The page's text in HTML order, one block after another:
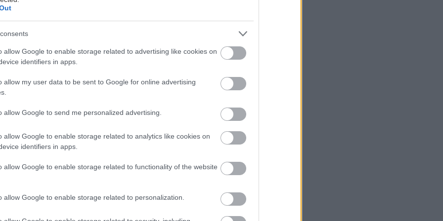
allow Google to enable storage related to advertising like cookies on
identifiers in apps.
allow my user data to be sent to Google for online advertising
allow Google to send me personalized advertising.
allow Google to enable storage related to analytics like cookies on
identifiers in apps.
allow Google to enable storage related to functionality of the website
allow Google to enable storage related to personalization.
της περιλαμβάνουν υψηλή θερμοκρασία, βήχα και
στην αίσθηση της όσφρησης ή της γεύσης.
Nina Aslam μιλώντας στην βρετανική εφημερίδα Express
νέο σύμπτωμα που έχει να κάνει με τα μάτια.
γνωστή σε όλους επιπεφυκίτιδα, δηλαδή η φλεγμονή του
λεπτής μεμβράνης που καλύπτει το εσωτερικό των βλεφάρων.
πώς ο Covid μπορεί να «χτυπήσει» τα μάτια, λέγοντας: «Οι
μέσω των οποίων οι παραλλαγές του Covid εισέρχονται στο
μάτι. Ο ιός διεισδύει στο σώμα ξεγελώντας τους υποδοχείς για
2».